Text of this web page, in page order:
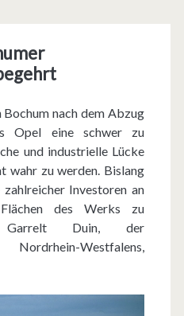
nach dem Abzug
Opel eine schwer zu
und industrielle Lücke
wahr zu werden. Bislang
Investoren an
des Werks zu
Garrelt Duin, der
Westfalens,